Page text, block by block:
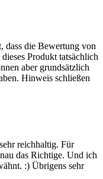
dass die Bewertung von
Produkt tatsächlich
aber grundsätzlich
Hinweis schließen
reichhaltig. Für
das Richtige. Und ich
:) Übrigens sehr